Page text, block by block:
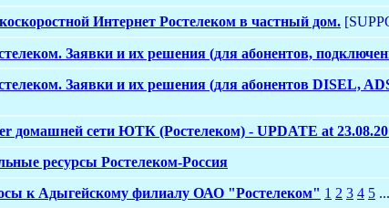
Интернет Ростелеком в частный дом.
Заявки и их решения (для абонентов,
Заявки и их решения (для абонентов DISEL,
домашней сети ЮТК (Ростелеком) - UPDATE at
ресурсы Ростелеком-Россия
к Адыгейскому филиалу ОАО "Ростелеком" 1 2 3 4 5 ...